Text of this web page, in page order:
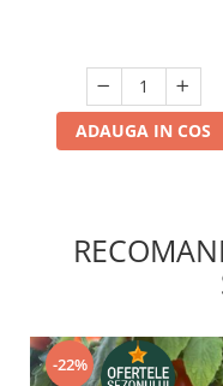
ADAUGA IN COS
-22%